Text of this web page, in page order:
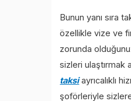
Bunun yanı sıra
özellikle vize ve
zorunda
sizleri ulaştırmak
taksiayrıcalıklı
şoförleriyle